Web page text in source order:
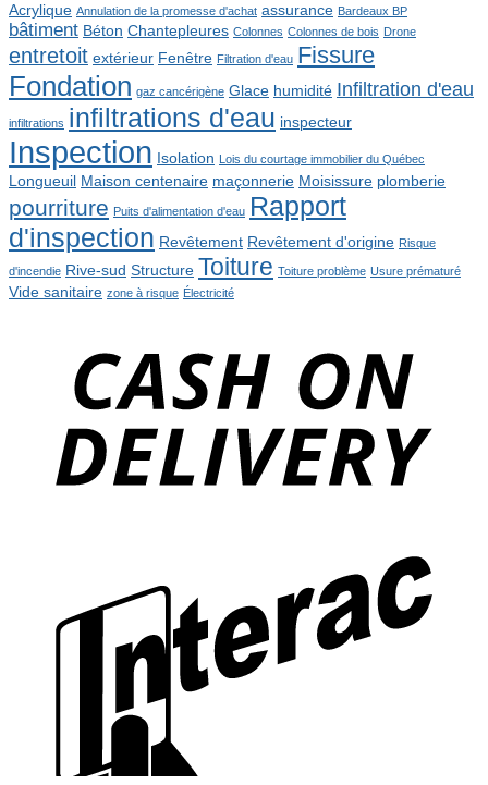
Acrylique Annulation de la promesse d'achat assurance Bardeaux BP
bâtiment Béton Chantepleures Colonnes Colonnes de bois Drone
entretoit extérieur Fenêtre Filtration d'eau Fissure
Fondation gaz cancérigène Glace humidité Infiltration d'eau
infiltrations infiltrations d'eau inspecteur
Inspection Isolation Lois du courtage immobilier du Québec
Longueuil Maison centenaire maçonnerie Moisissure plomberie
pourriture Puits d'alimentation d'eau Rapport
d'inspection Revêtement Revêtement d'origine Risque
d'incendie Rive-sud Structure Toiture Toiture problème Usure prématuré
Vide sanitaire zone à risque Électricité